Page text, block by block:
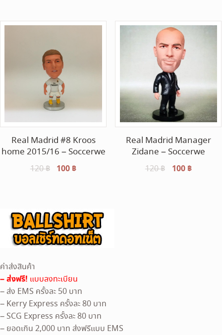
120 ฿. 100 ฿.
was:
120 ฿.
is:
Real Madrid #8 Kroos
home 2015/16 – Soccerwe
120฿
Original
100 ฿Current
Real Madrid Manager
Zidane – Soccerwe
120฿
Original
100 ฿Current
ค่าส่งสินค้า
– ส่งฟรี! แบบลงทะเบียน
– ส่ง EMS ครั้งละ 50 บาท
– Kerry Express ครั้งละ 80 บาท
– SCG Express ครั้งละ 80 บาท
– ยอดเกิน 2,000 บาท ส่งฟรีแบบ EMS